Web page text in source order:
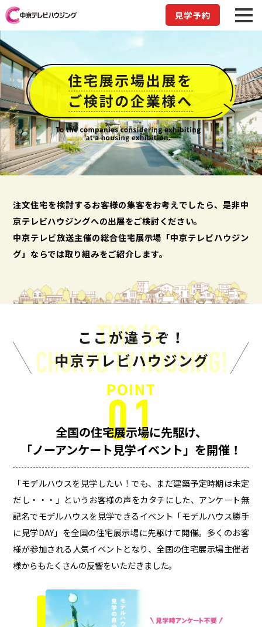
見学予約
注文住宅を検討するお客様の集客をお考えでしたら、是非中
京テレビハウジングへの出展をご検討ください。
中京テレビ放送主催の総合住宅展示場「中京テレビハウジン
グ」ならでは取り組みをご紹介します。
全国の住宅展示場に先駆け、
「ノーアンケート見学イベント」を開催！
「モデルハウスを見学したい！でも、まだ建築予定時期は未定
だし・・・」というお客様の声をカタチにした、アンケート無
記名でモデルハウスを見学できるイベント「モデルハウス勝手
に見学DAY」を全国の住宅展示場に先駆けて開催。多くのお客
様が参加される人気イベントとなり、全国の住宅展示場主催者
様からもたくさんの反響をいただきました。